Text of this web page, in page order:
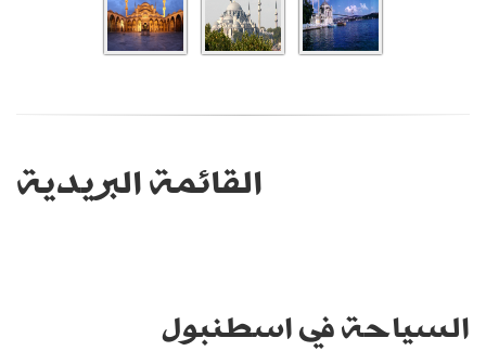
القائمة البريدية
السياحة في اسطنبول